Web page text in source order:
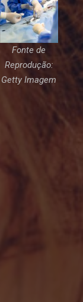
Fonte de
Reprodução:
Getty Imagem